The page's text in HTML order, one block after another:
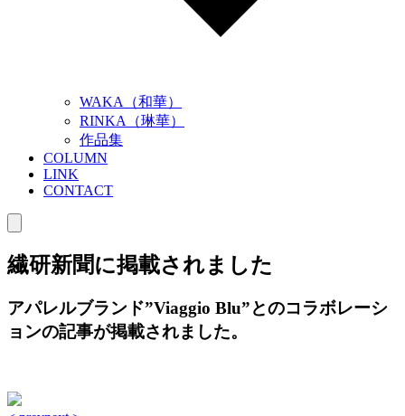
WAKA（和華）
RINKA（琳華）
作品集
COLUMN
LINK
CONTACT
繊研新聞に掲載されました
アパレルブランド”Viaggio Blu”とのコラボレーシ
ョンの記事が掲載されました。